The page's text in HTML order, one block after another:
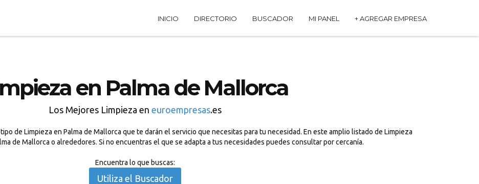
INICIO DIRECTORIO BUSCADOR MI PANEL + AGREGAR EMPRESA
en Palma de Mallorca
Los Mejores Limpieza en euroempresas.es
de Limpieza en Palma de Mallorca que te darán el servicio que necesitas para tu necesidad. En este amplio listado de Limpieza
de Mallorca o alrededores. Si no encuentras el que se adapta a tus necesidades puedes consultar por cercanía.
Encuentra lo que buscas:
Utiliza el Buscador